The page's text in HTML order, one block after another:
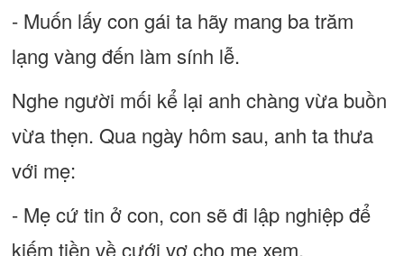
- Muốn lấy con gái ta hãy mang ba trăm
lạng vàng đến làm sính lễ.
Nghe người mối kể lại anh chàng vừa buồn
vừa thẹn. Qua ngày hôm sau, anh ta thưa
với mẹ:
- Mẹ cứ tin ở con, con sẽ đi lập nghiệp để
kiếm tiền về cưới vợ cho mẹ xem.